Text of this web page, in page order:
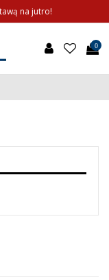
na jutro!
0